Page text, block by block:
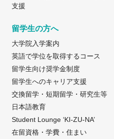
支援
留学生の方へ
大学院入学案内
英語で学位を取得するコース
留学生向け奨学金制度
留学生へのキャリア支援
交換留学・短期留学・研究生等
日本語教育
Student Lounge ‘KI-ZU-NA’
在留資格・学費・住まい